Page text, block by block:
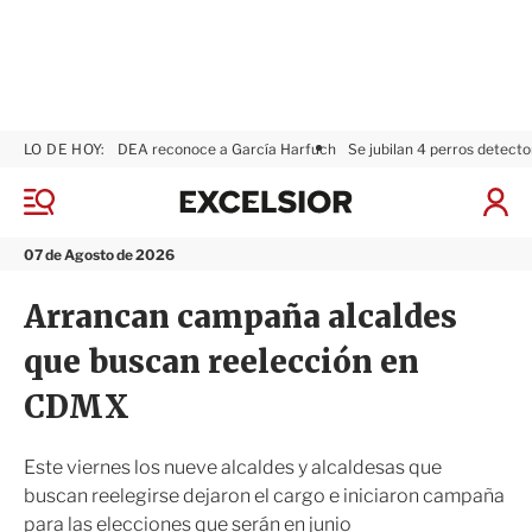
M
n
07 de Agosto de 2026
LO DE HOY: DEA reconoce a García Harfuch Se jubilan 4 perros
I
x
s
i
r
Arrancan campaña alcaldes
que buscan reelección en
CDMX
Este viernes los nueve alcaldes y alcaldesas que
buscan reelegirse dejaron el cargo e iniciaron campaña
para las elecciones que serán en junio